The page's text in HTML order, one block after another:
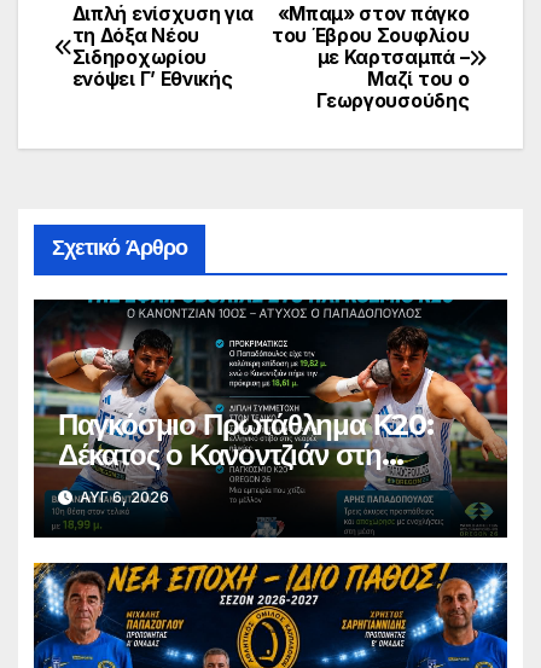
Πλοήγηση
άρθρων
«Μπαμ» στον πάγκο
του Έβρου Σουφλίου
με Καρτσαμπά –
Μαζί του ο
Γεωργουσούδης
Διπλή ενίσχυση για
τη Δόξα Νέου
Σιδηροχωρίου
ενόψει Γ’ Εθνικής
Σχετικό Άρθρο
Παγκόσμιο Πρωτάθλημα Κ20:
Δέκατος ο Κανοντζιάν στη
σφαιροβολία – Άτυχος ο
Παπαδόπουλος στον τελικό
ΑΥΓ 6, 2026